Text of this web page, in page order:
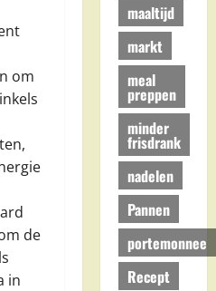
om
de
in
maaltijd
markt
meal
preppen
minder
frisdrank
nadelen
Pannen
portemonnee
Recept